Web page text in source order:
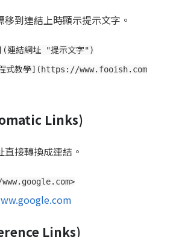
到連結上時顯示提示文字。
連結網址 "提示文字")
式教學](https://www.fooish.com
Links)
接轉換成連結。
Links)